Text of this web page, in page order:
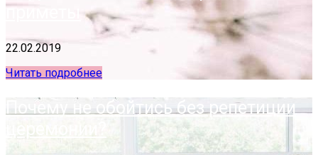
приметы
22.02.2019
Читать подробнее
Почему не обойтись без репетиции
церемонии?